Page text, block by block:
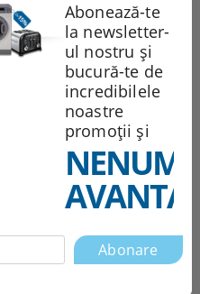
Politica de confidentialitate
Abonează-te
la newsletter-
ul nostru și
bucură-te de
incredibilele
noastre
promoții și